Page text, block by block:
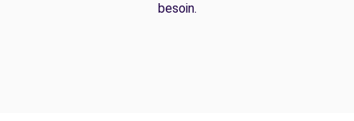
besoin.